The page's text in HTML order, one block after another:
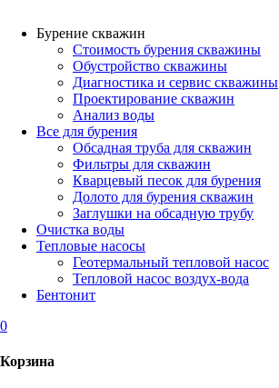
Бурение скважин
Стоимость бурения скважины
Обустройство скважины
Диагностика и сервис скважины
Проектирование скважин
Анализ воды
Все для бурения
Обсадная труба для скважин
Фильтры для скважин
Кварцевый песок для бурения
Долото для бурения скважин
Заглушки на обсадную трубу
Очистка воды
Тепловые насосы
Геотермальный тепловой насос
Тепловой насос воздух-вода
Бентонит
0
Корзина